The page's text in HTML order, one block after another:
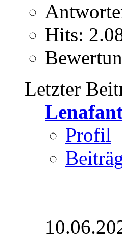
Hits:
Letzter
Profil